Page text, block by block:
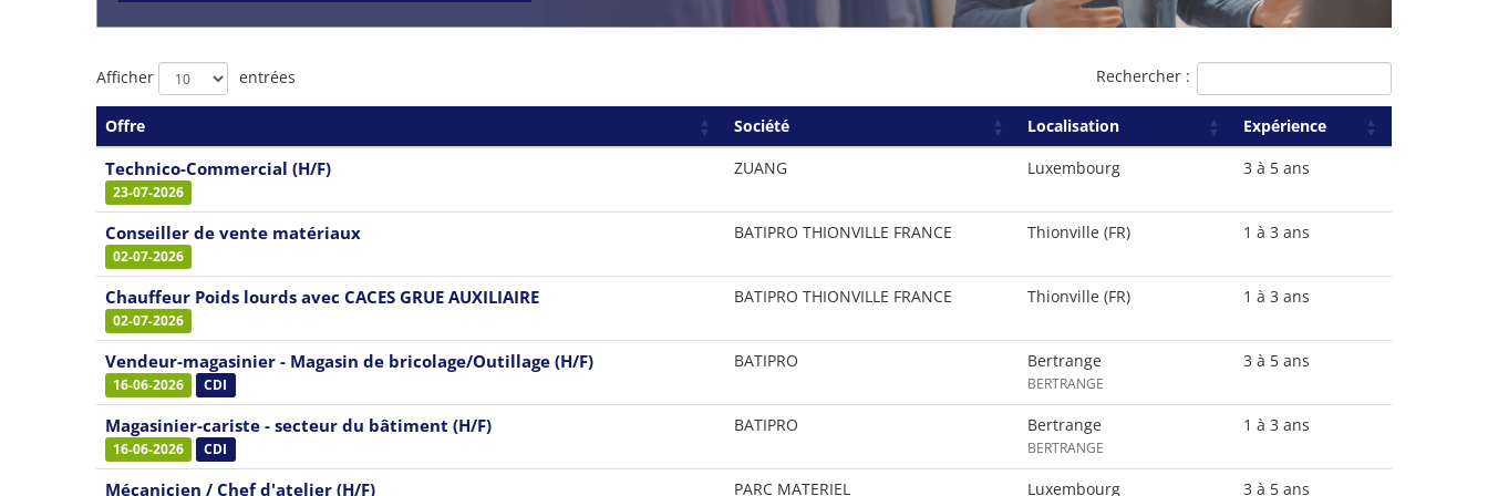
Liste
des
offres
Afficher entrées Rechercher :
Offre Société Localisation Expérience
Technico-Commercial (H/F)
23-07-2026
ZUANG Luxembourg 3 à 5 ans
Conseiller de vente matériaux
02-07-2026
BATIPRO THIONVILLE FRANCE Thionville (FR) 1 à 3 ans
Chauffeur Poids lourds avec CACES GRUE AUXILIAIRE
02-07-2026
BATIPRO THIONVILLE FRANCE Thionville (FR) 1 à 3 ans
Vendeur-magasinier - Magasin de bricolage/Outillage (H/F)
16-06-2026 CDI
BATIPRO Bertrange
BERTRANGE
3 à 5 ans
Magasinier-cariste - secteur du bâtiment (H/F)
16-06-2026 CDI
BATIPRO Bertrange
BERTRANGE
1 à 3 ans
Mécanicien / Chef d'atelier (H/F) PARC MATERIEL Luxembourg 3 à 5 ans